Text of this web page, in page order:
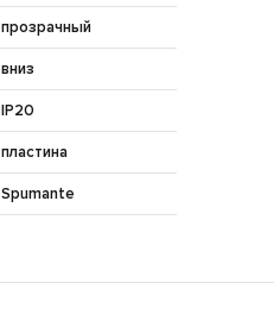
прозрачный
вниз
IP20
пластина
Spumante